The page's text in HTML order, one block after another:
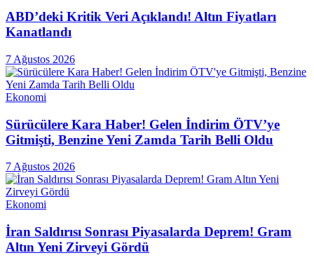
ABD’deki Kritik Veri Açıklandı! Altın Fiyatları
Kanatlandı
7 Ağustos 2026
Ekonomi
Sürücülere Kara Haber! Gelen İndirim ÖTV’ye
Gitmişti, Benzine Yeni Zamda Tarih Belli Oldu
7 Ağustos 2026
Ekonomi
İran Saldırısı Sonrası Piyasalarda Deprem! Gram
Altın Yeni Zirveyi Gördü